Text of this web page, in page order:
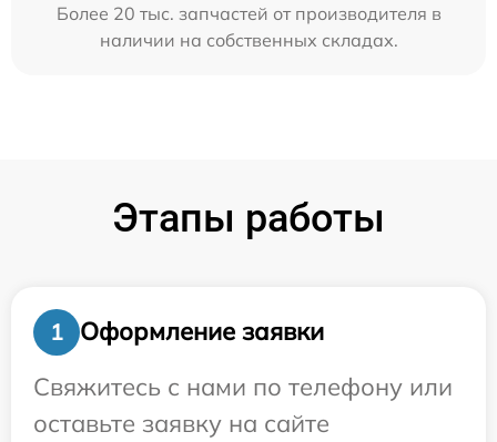
Более 20 тыс. запчастей от производителя в
наличии на собственных складах.
Этапы работы
1
Оформление заявки
Свяжитесь с нами по телефону или
оставьте заявку на сайте